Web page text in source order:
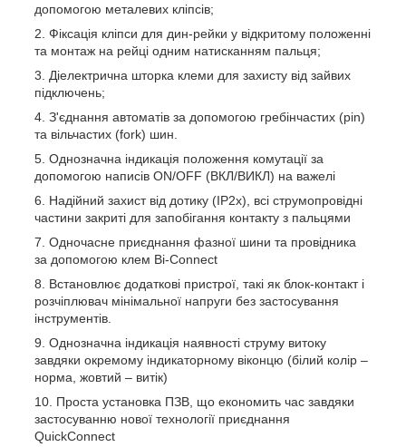
допомогою металевих кліпсів;
Фіксація кліпси для дин-рейки у відкритому положенні
та монтаж на рейці одним натисканням пальця;
Діелектрична шторка клеми для захисту від зайвих
підключень;
З'єднання автоматів за допомогою гребінчастих (pin)
та вільчастих (fork) шин.
Однозначна індикація положення комутації за
допомогою написів ON/OFF (ВКЛ/ВИКЛ) на важелі
Надійний захист від дотику (IP2х), всі струмопровідні
частини закриті для запобігання контакту з пальцями
Одночасне приєднання фазної шини та провідника
за допомогою клем Bi-Connect
Встановлює додаткові пристрої, такі як блок-контакт і
розчіплювач мінімальної напруги без застосування
інструментів.
Однозначна індикація наявності струму витоку
завдяки окремому індикаторному віконцю (білий колір –
норма, жовтий – витік)
Проста установка ПЗВ, що економить час завдяки
застосуванню нової технології приєднання
QuickConnect